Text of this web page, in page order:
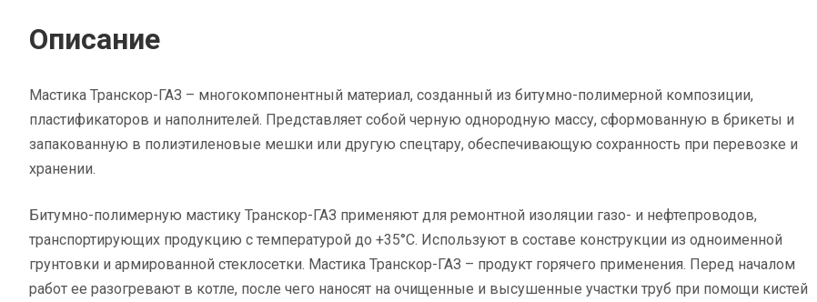
Описание
Мастика Транскор-ГАЗ – многокомпонентный материал, созданный из битумно-полимерной композиции,
пластификаторов и наполнителей. Представляет собой черную однородную массу, сформованную в брикеты и
запакованную в полиэтиленовые мешки или другую спецтару, обеспечивающую сохранность при перевозке и
хранении.
Битумно-полимерную мастику Транскор-ГАЗ применяют для ремонтной изоляции газо- и нефтепроводов,
транспортирующих продукцию с температурой до +35°С. Используют в составе конструкции из одноименной
грунтовки и армированной стеклосетки. Мастика Транскор-ГАЗ – продукт горячего применения. Перед началом
работ ее разогревают в котле, после чего наносят на очищенные и высушенные участки труб при помощи кистей